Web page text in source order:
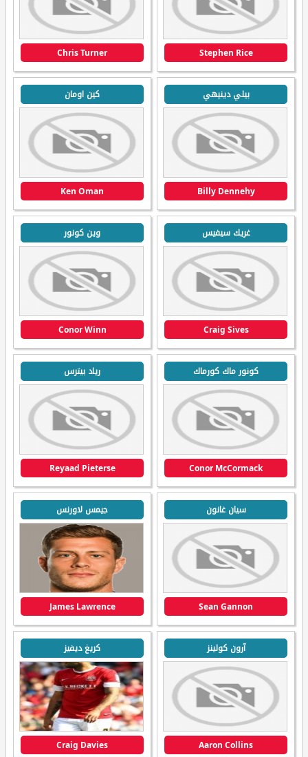
Stephen Rice
Chris Turner
بيلي دينيهي
Billy Dennehy
كين اومان
Ken Oman
غريك سيفيس
Craig Sives
وين كونور
Conor Winn
كونور ماك كورماك
Conor McCormack
رياد بيترس
Reyaad Pieterse
سيان غانون
Sean Gannon
جيمس لاورنس
James Lawrence
آرون كولينز
Aaron Collins
كريغ ديفيز
Craig Davies